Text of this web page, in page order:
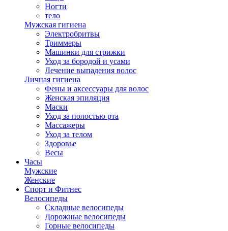
Ногти
тело
Мужская гигиена
Электробритвы
Триммеры
Машинки для стрижки
Уход за бородой и усами
Лечение выпадения волос
Личная гигиена
Фены и аксессуары для волос
Женская эпиляция
Маски
Уход за полостью рта
Массажеры
Уход за телом
Здоровье
Весы
Часы
Мужские
Женские
Спорт и Фитнес
Велосипеды
Складные велосипеды
Дорожные велосипеды
Горные велосипеды